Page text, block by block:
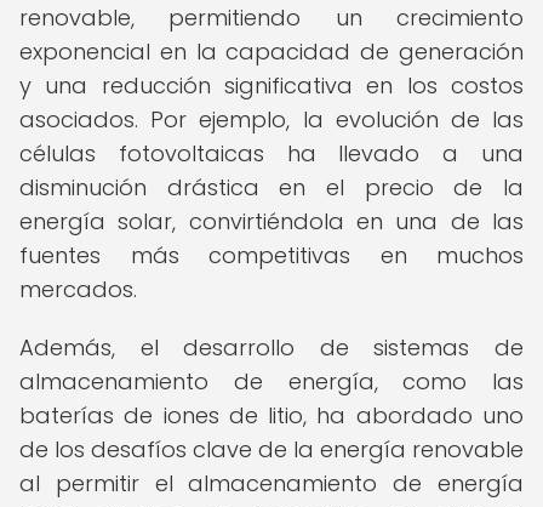
renovable, permitiendo un crecimiento
exponencial en la capacidad de generación
y una reducción significativa en los costos
asociados. Por ejemplo, la evolución de las
células fotovoltaicas ha llevado a una
disminución drástica en el precio de la
energía solar, convirtiéndola en una de las
fuentes más competitivas en muchos
mercados.
Además, el desarrollo de sistemas de
almacenamiento de energía, como las
baterías de iones de litio, ha abordado uno
de los desafíos clave de la energía renovable
al permitir el almacenamiento de energía